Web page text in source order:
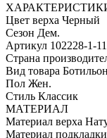
Цвет верха Черный
Сезон Дем.
Артикул 102228-1-
Страна
Вид товара
Пол Жен.
Стиль Классик
МАТЕРИАЛ
Материал верха
Материал подкладки